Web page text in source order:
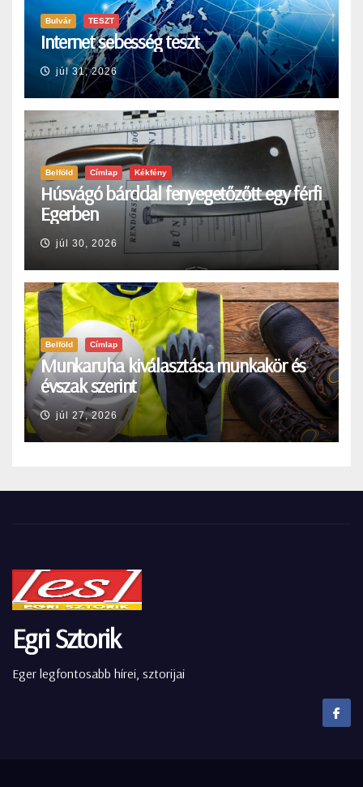
Bulvár TESZT
Internet sebesség teszt
júl 31, 2026
Belföld Címlap Kékfény
Húsvágó bárddal fenyegetőzőtt egy férfi
Egerben
júl 30, 2026
Belföld Címlap
Munkaruha kiválasztása munkakör és
évszak szerint
júl 27, 2026
Egri Sztorik
Eger legfontosabb hírei, sztorijai